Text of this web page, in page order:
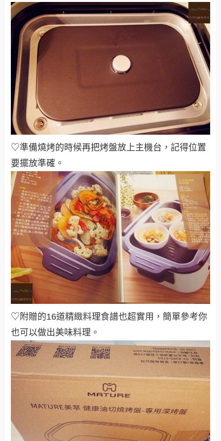
♡準備燒烤的時候再把烤盤放上主機台，記得位置
要擺放準確。
♡附贈的16道精緻料理食譜也超實用，簡單參考你
也可以做出美味料理。